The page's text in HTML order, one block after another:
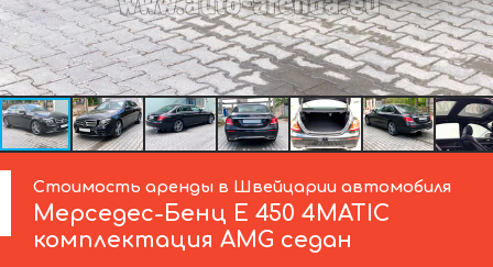
Стоимость аренды в Швейцарии автомобиля
Мерседес-Бенц E 450 4MATIC
комплектация AMG седан